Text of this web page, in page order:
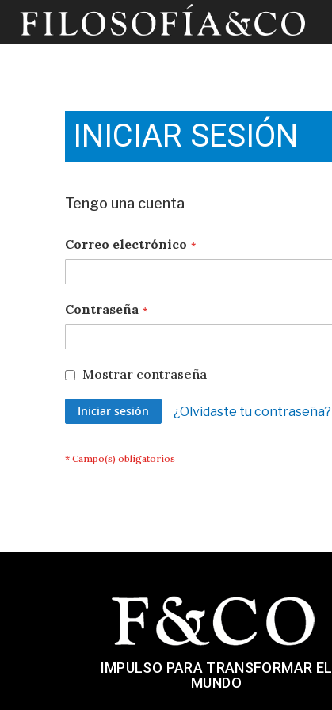
INICIAR SESIÓN
Tengo una cuenta
Correo electrónico
Contraseña
Mostrar contraseña
Iniciar sesión ¿Olvidaste tu contraseña?
IMPULSO PARA TRANSFORMAR EL
MUNDO